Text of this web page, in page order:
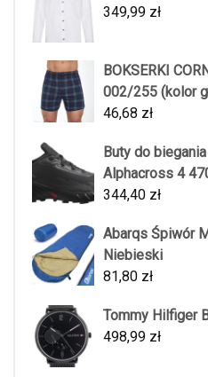
349,99 zł
BOKSERKI
002/255 (kolor
46,68 zł
Buty do
Alphacross 4
344,40 zł
Abarqs Śpiwór
Niebieski
81,80 zł
Tommy Hilfiger
498,99 zł